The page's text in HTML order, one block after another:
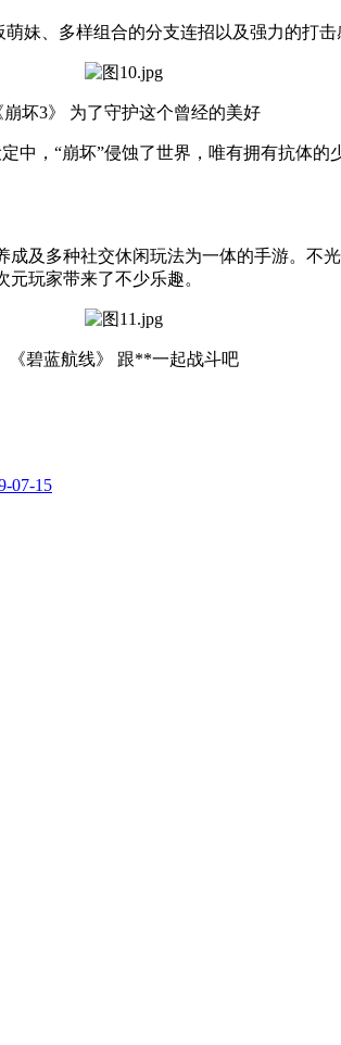
妹、多样组合的分支连招以及强力的打
崩坏3》 为了守护这个曾经的美好
，“崩坏”侵蚀了世界，唯有拥有抗体的
及多种社交休闲玩法为一体的手游。不
玩家带来了不少乐趣。
《碧蓝航线》 跟**一起战斗吧
07-15